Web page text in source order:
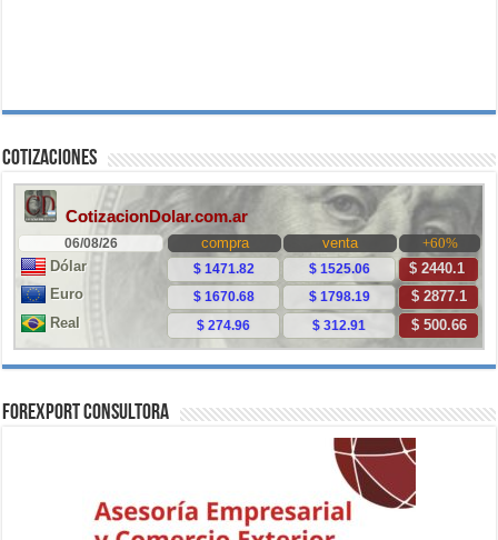
Cotizaciones
ForExport Consultora